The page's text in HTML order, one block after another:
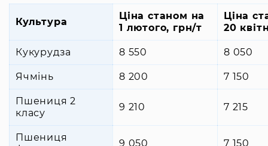
Культура
Ціна станом на
1 лютого, грн/т
Ціна
20
Кукурудза 8 550 8 050
Ячмінь 8 200 7 150
Пшениця 2
класу
9 210 7 215
Пшениця
9 050 7 150